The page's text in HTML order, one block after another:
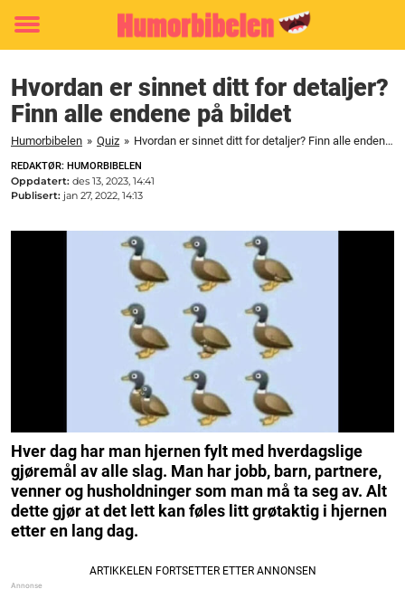
Toggle
Hvordan er sinnet ditt for detaljer?
Finn alle endene på bildet
Humorbibelen » Quiz » Hvordan er sinnet ditt for detaljer? Finn alle endene på bildet
REDAKTØR: HUMORBIBELEN
Oppdatert: des 13, 2023, 14:41
Publisert: jan 27, 2022, 14:13
Hver dag har man hjernen fylt med hverdagslige
gjøremål av alle slag. Man har jobb, barn, partnere,
venner og husholdninger som man må ta seg av. Alt
dette gjør at det lett kan føles litt grøtaktig i hjernen
etter en lang dag.